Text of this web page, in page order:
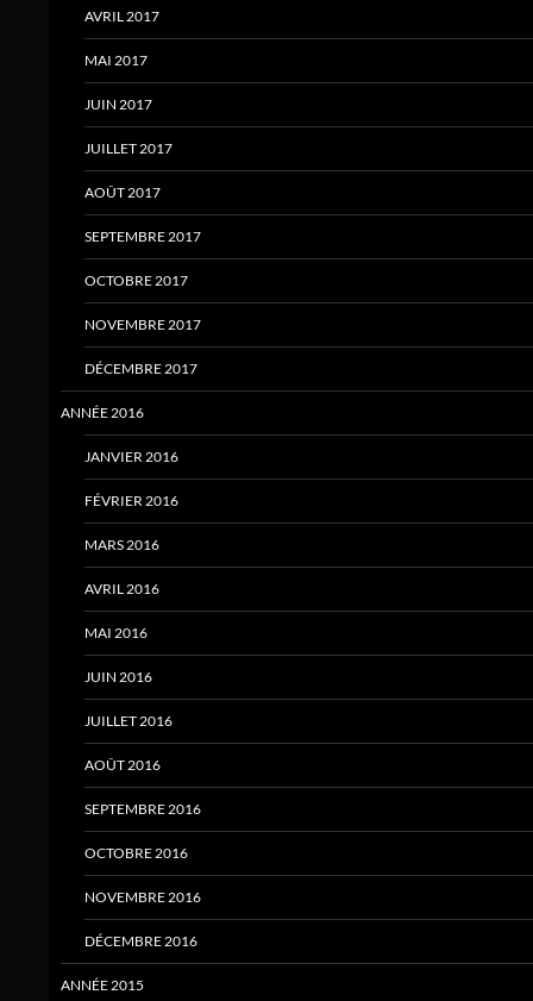
AVRIL 2017
MAI 2017
JUIN 2017
JUILLET 2017
AOÛT 2017
SEPTEMBRE 2017
OCTOBRE 2017
NOVEMBRE 2017
DÉCEMBRE 2017
ANNÉE 2016
JANVIER 2016
FÉVRIER 2016
MARS 2016
AVRIL 2016
MAI 2016
JUIN 2016
JUILLET 2016
AOÛT 2016
SEPTEMBRE 2016
OCTOBRE 2016
NOVEMBRE 2016
DÉCEMBRE 2016
ANNÉE 2015